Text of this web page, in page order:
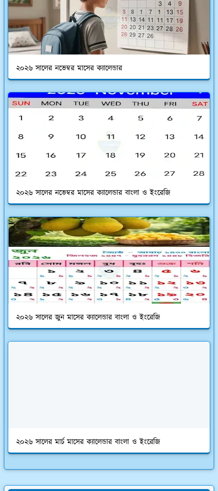
২০২৬ সালের নভেম্বর মাসের ক্যালেন্ডার
২০২৬ সালের নভেম্বর মাসের ক্যালেন্ডার বাংলা ও ইংরেজি
২০২৬ সালের জুন মাসের ক্যালেন্ডার বাংলা ও ইংরেজি
২০২৬ সালের মার্চ মাসের ক্যালেন্ডার বাংলা ও ইংরেজি